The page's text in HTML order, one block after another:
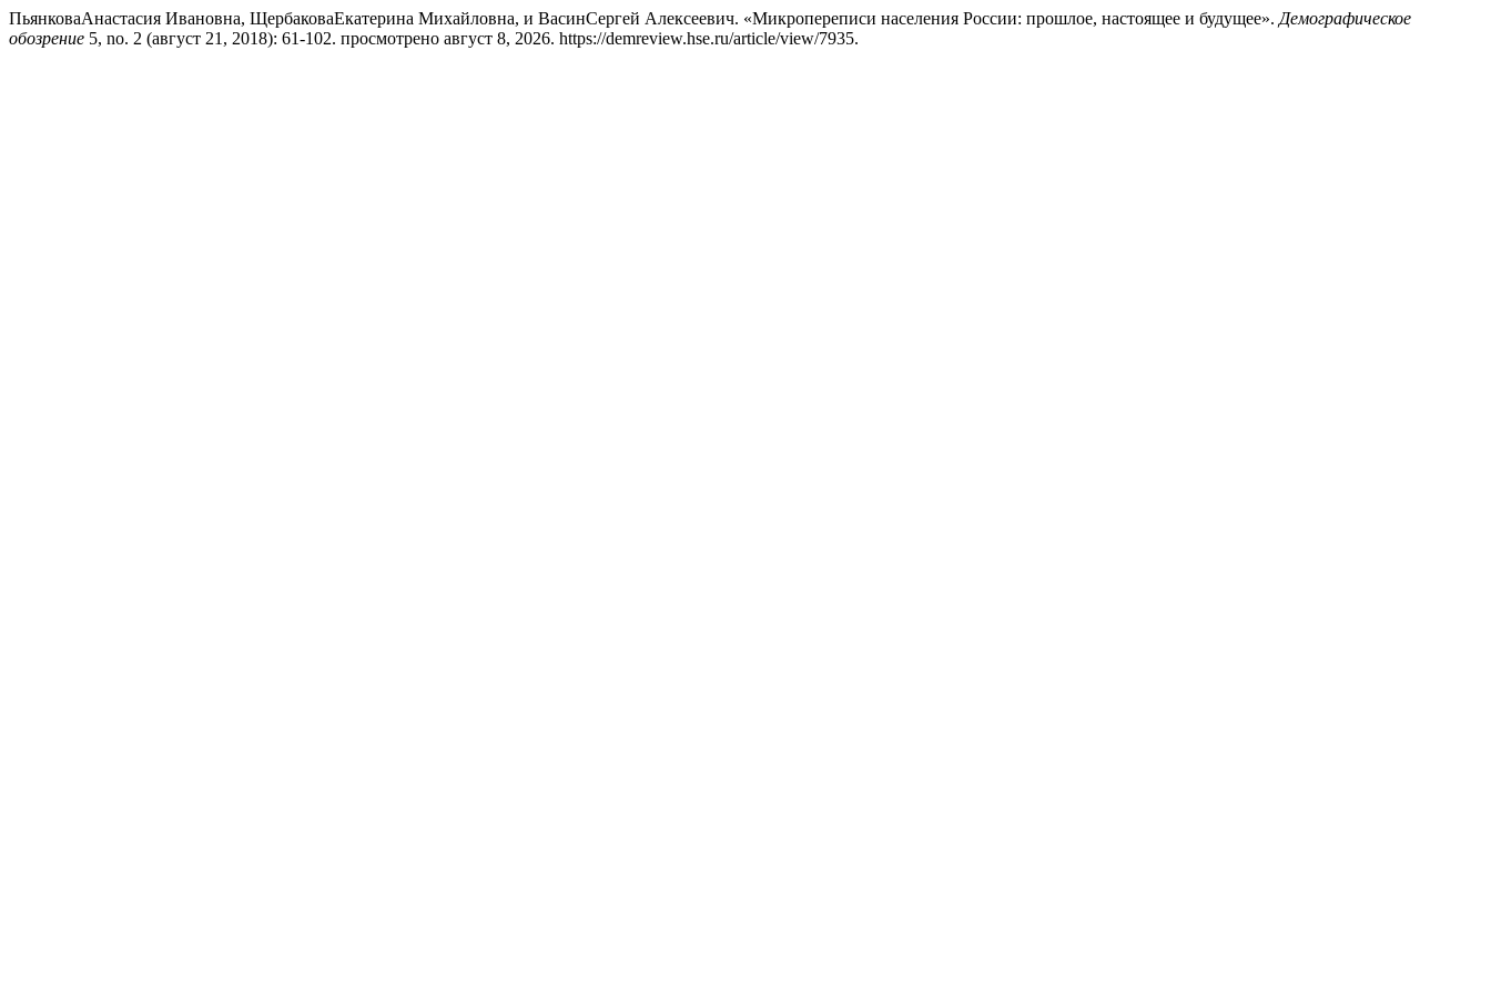
ПьянковаАнастасия Ивановна, ЩербаковаЕкатерина Михайловна, и ВасинСергей Алексеевич. «Микропереписи населения России: прошлое, настоящее и будущее». Демографическое
обозрение 5, no. 2 (август 21, 2018): 61-102. просмотрено август 8, 2026. https://demreview.hse.ru/article/view/7935.